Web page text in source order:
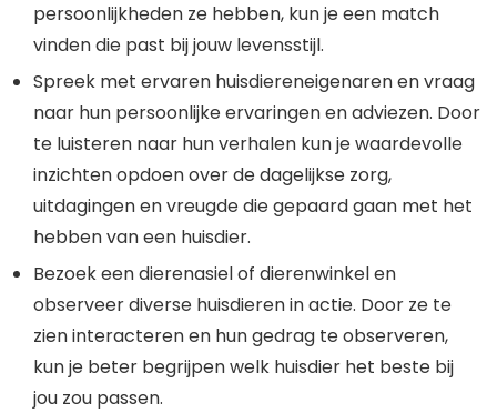
persoonlijkheden ze hebben, kun je een match
vinden die past bij jouw levensstijl.
Spreek met ervaren huisdiereneigenaren en vraag
naar hun persoonlijke ervaringen en adviezen. Door
te luisteren naar hun verhalen kun je waardevolle
inzichten opdoen over de dagelijkse zorg,
uitdagingen en vreugde die gepaard gaan met het
hebben van een huisdier.
Bezoek een dierenasiel of dierenwinkel en
observeer diverse huisdieren in actie. Door ze te
zien interacteren en hun gedrag te observeren,
kun je beter begrijpen welk huisdier het beste bij
jou zou passen.